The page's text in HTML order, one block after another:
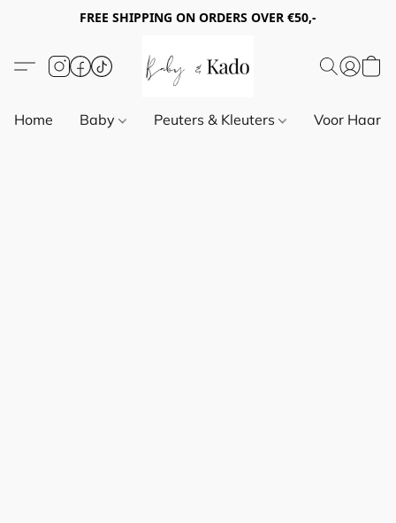
FREE SHIPPING ON ORDERS OVER €50,-
Home Baby Peuters & Kleuters Voor Haar